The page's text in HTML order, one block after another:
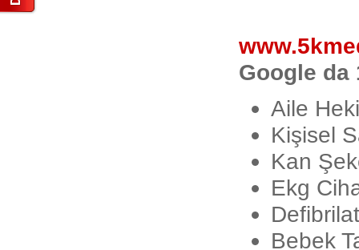
Google da
Aile
Kişisel
Kan
Ekg
Bebek